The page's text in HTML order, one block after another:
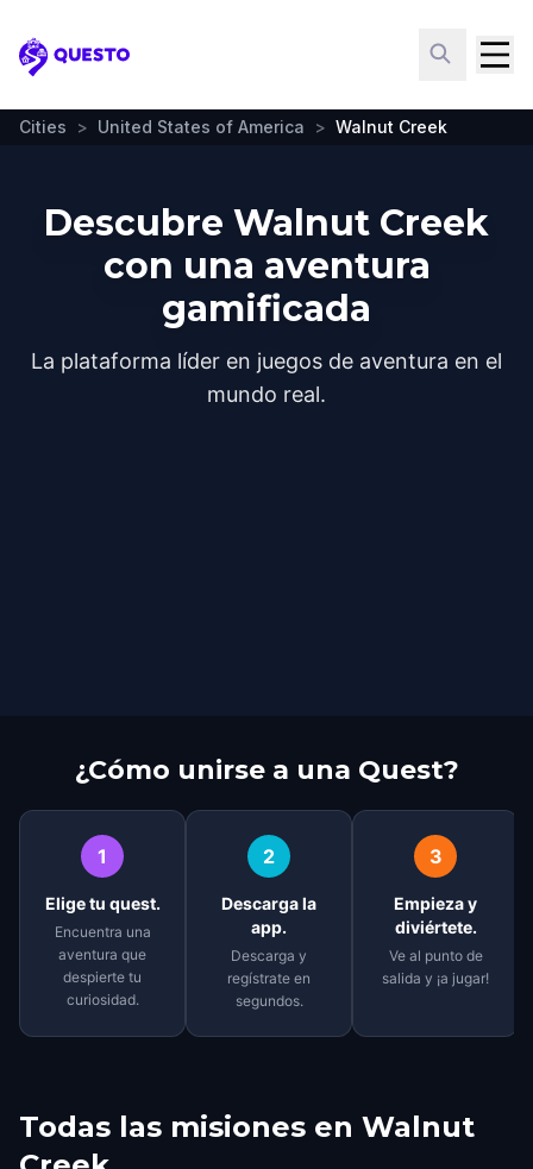
Questo
Cities > United States of America > Walnut Creek
Descubre Walnut Creek
con una aventura
gamificada
La plataforma líder en juegos de aventura en el
mundo real.
¿Cómo unirse a una Quest?
1
Elige tu quest.
Encuentra una
aventura que
despierte tu
curiosidad.
2
Descarga la
app.
Descarga y
regístrate en
segundos.
3
Empieza y
diviértete.
Ve al punto de
salida y ¡a jugar!
Todas las misiones en Walnut